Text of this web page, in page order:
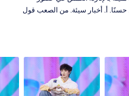
حسنًا. أ. أخبار سيئة. من الصعب قول